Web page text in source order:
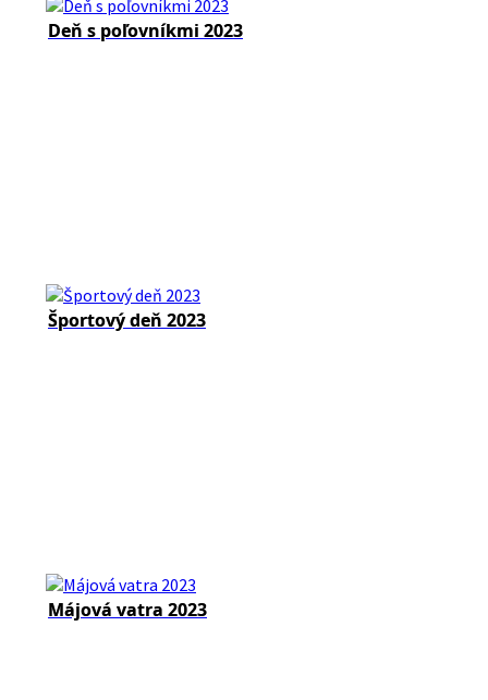
Deň s poľovníkmi 2023
Športový deň 2023
Májová vatra 2023